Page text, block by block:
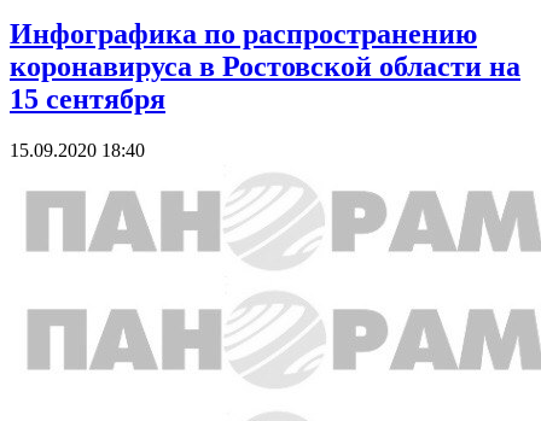
Инфографика по распространению
коронавируса в Ростовской области на
15 сентября
15.09.2020 18:40